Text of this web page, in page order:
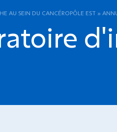
AU SEIN DU CANCÉROPÔLE EST »